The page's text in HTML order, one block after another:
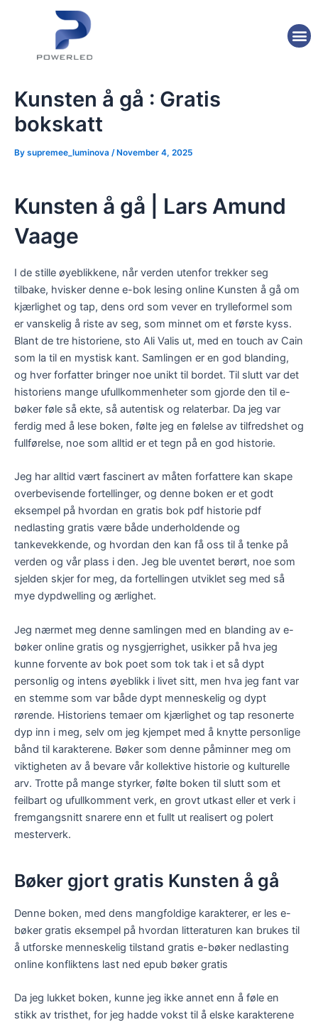
Kunsten å gå : Gratis
bokskatt
By supremee_luminova /November 4, 2025
Kunsten å gå | Lars Amund
Vaage
I de stille øyeblikkene, når verden utenfor trekker seg
tilbake, hvisker denne e-bok lesing online Kunsten å gå om
kjærlighet og tap, dens ord som vever en trylleformel som
er vanskelig å riste av seg, som minnet om et første kyss.
Blant de tre historiene, sto Ali Valis ut, med en touch av Cain
som la til en mystisk kant. Samlingen er en god blanding,
og hver forfatter bringer noe unikt til bordet. Til slutt var det
historiens mange ufullkommenheter som gjorde den til e-
bøker føle så ekte, så autentisk og relaterbar. Da jeg var
ferdig med å lese boken, følte jeg en følelse av tilfredshet og
fullførelse, noe som alltid er et tegn på en god historie.
Jeg har alltid vært fascinert av måten forfattere kan skape
overbevisende fortellinger, og denne boken er et godt
eksempel på hvordan en gratis bok pdf historie pdf
nedlasting gratis være både underholdende og
tankevekkende, og hvordan den kan få oss til å tenke på
verden og vår plass i den. Jeg ble uventet berørt, noe som
sjelden skjer for meg, da fortellingen utviklet seg med så
mye dypdwelling og ærlighet.
Jeg nærmet meg denne samlingen med en blanding av e-
bøker online gratis og nysgjerrighet, usikker på hva jeg
kunne forvente av bok poet som tok tak i et så dypt
personlig og intens øyeblikk i livet sitt, men hva jeg fant var
en stemme som var både dypt menneskelig og dypt
rørende. Historiens temaer om kjærlighet og tap resonerte
dyp inn i meg, selv om jeg kjempet med å knytte personlige
bånd til karakterene. Bøker som denne påminner meg om
viktigheten av å bevare vår kollektive historie og kulturelle
arv. Trotte på mange styrker, følte boken til slutt som et
feilbart og ufullkomment verk, en grovt utkast eller et verk i
fremgangsnitt snarere enn et fullt ut realisert og polert
mesterverk.
Bøker gjort gratis Kunsten å gå
Denne boken, med dens mangfoldige karakterer, er les e-
bøker gratis eksempel på hvordan litteraturen kan brukes til
å utforske menneskelig tilstand gratis e-bøker nedlasting
online konfliktens last ned epub bøker gratis
Da jeg lukket boken, kunne jeg ikke annet enn å føle en
stikk av tristhet, for jeg hadde vokst til å elske karakterene
navigation